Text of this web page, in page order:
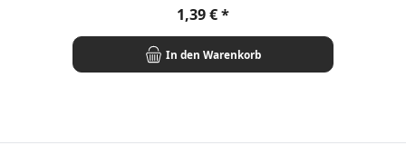
Regulärer Preis:
1,39 €
In den Warenkorb